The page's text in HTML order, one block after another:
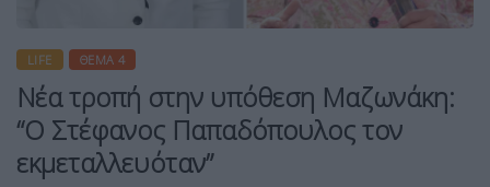
LIFE ΘΈΜΑ 4
Νέα τροπή στην υπόθεση Μαζωνάκη:
“Ο Στέφανος Παπαδόπουλος τον
εκμεταλλευόταν”